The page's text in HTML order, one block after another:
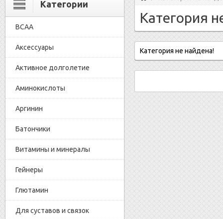
Категории
BCAA
Аксессуары
Активное долголетие
Аминокислоты
Аргинин
Батончики
Витамины и минералы
Гейнеры
Глютамин
Для суставов и связок
Категория
Категория не найдена!